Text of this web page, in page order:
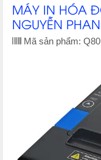
MÁY IN HÓA
NGUYỄN PHAN
Mã sản phẩm: